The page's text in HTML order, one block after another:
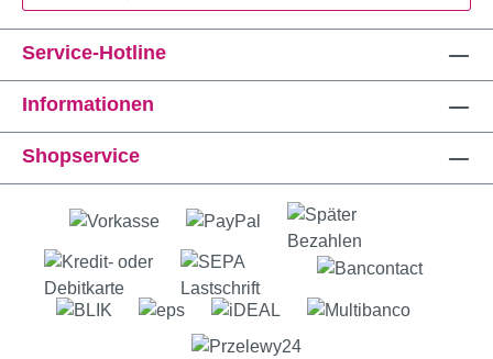
Service-Hotline
Informationen
Shopservice